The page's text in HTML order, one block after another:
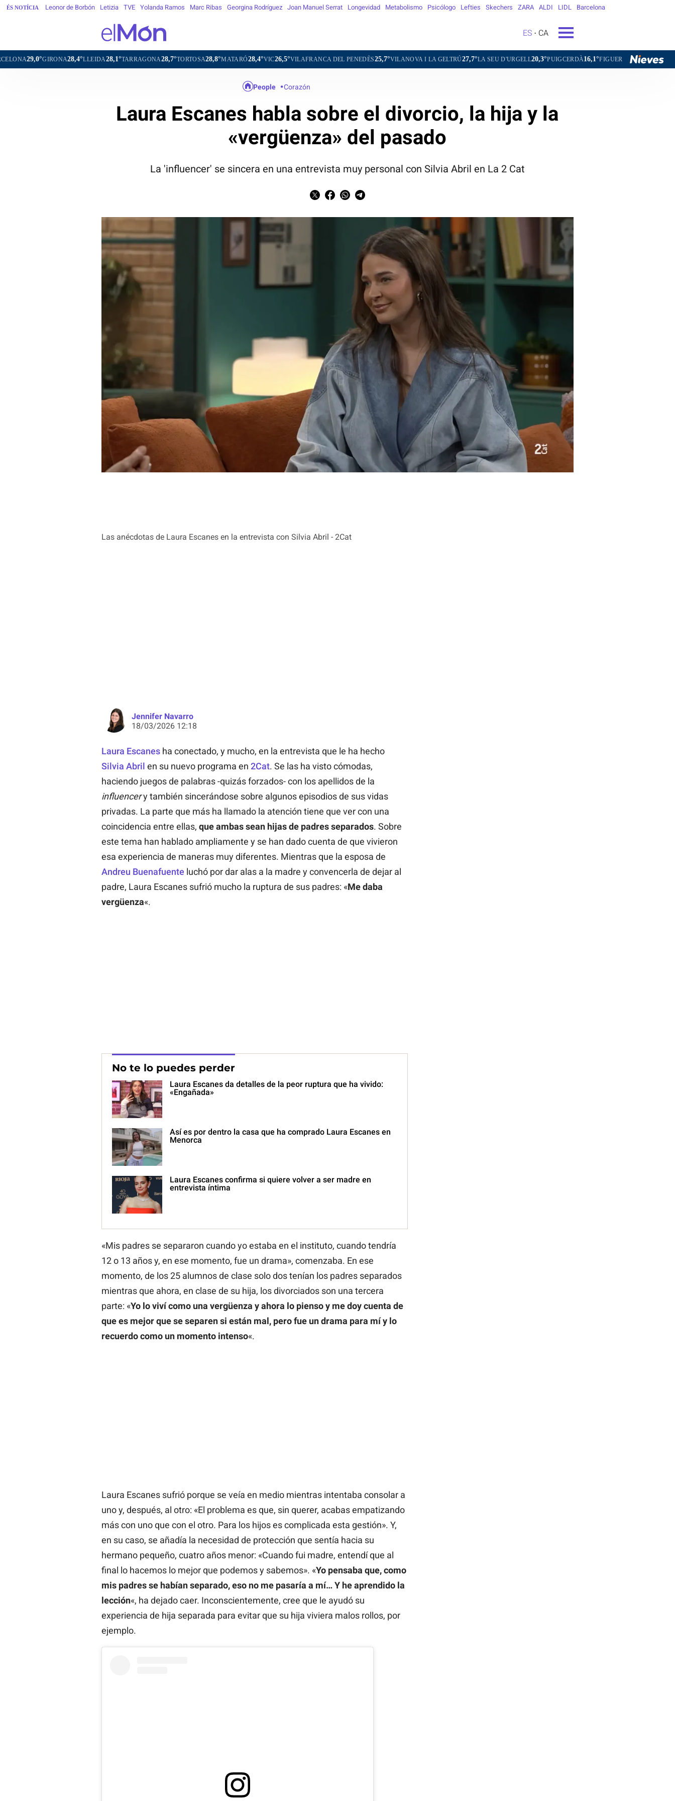
ÉS NOTÍCIA Leonor de Borbón Letizia TVE Yolanda Ramos Marc Ribas Georgina Rodríguez Joan Manuel Serrat Longevidad Metabolismo Psicólogo Lefties Skechers ZARA ALDI LIDL Barcelona
ES CA
28,4°LLEIDA28,1°TARRAGONA28,7°TORTOSA28,8°MATARÓ28,4°VIC26,5°VILAFRANCA DEL PENEDÈS25,7°VILANOVA I LA GELTRÚ27,7°LA SEU D'URGELL20,3°PUIGCERDÀ16,1°FIGUERES27,8°GANDESA27,4°
Las anécdotas de Laura Escanes en la entrevista con Silvia Abril - 2Cat
People Corazón
Laura Escanes habla sobre el divorcio, la hija y la
«vergüenza» del pasado
La 'influencer' se sincera en una entrevista muy personal con Silvia Abril en La 2 Cat
Jennifer Navarro
18/03/2026 12:18
Laura Escanesha conectado, y mucho, en la entrevista que le ha hecho
Silvia Abril en su nuevo programa en 2Cat. Se las ha visto cómodas,
haciendo juegos de palabras -quizás forzados- con los apellidos de la
influencery también sincerándose sobre algunos episodios de sus vidas
privadas. La parte que más ha llamado la atención tiene que ver con una
coincidencia entre ellas, que ambas sean hijas de padres separados. Sobre
este tema han hablado ampliamente y se han dado cuenta de que vivieron
esa experiencia de maneras muy diferentes. Mientras que la esposa de
Andreu Buenafuente luchó por dar alas a la madre y convencerla de dejar al
padre, Laura Escanes sufrió mucho la ruptura de sus padres: «Me daba
vergüenza«.
No te lo puedes perder
Laura Escanes da detalles de la peor ruptura que ha vivido:
«Engañada»
Así es por dentro la casa que ha comprado Laura Escanes en
Menorca
Laura Escanes confirma si quiere volver a ser madre en
entrevista íntima
«Mis padres se separaron cuando yo estaba en el instituto, cuando tendría
12 o 13 años y, en ese momento, fue un drama», comenzaba. En ese
momento, de los 25 alumnos de clase solo dos tenían los padres separados
mientras que ahora, en clase de su hija, los divorciados son una tercera
parte: «Yo lo viví como una vergüenza y ahora lo pienso y me doy cuenta de
que es mejor que se separen si están mal, pero fue un drama para mí y lo
recuerdo como un momento intenso«.
Laura Escanes sufrió porque se veía en medio mientras intentaba consolar a
uno y, después, al otro: «El problema es que, sin querer, acabas empatizando
más con uno que con el otro. Para los hijos es complicada esta gestión». Y,
en su caso, se añadía la necesidad de protección que sentía hacia su
hermano pequeño, cuatro años menor: «Cuando fui madre, entendí que al
final lo hacemos lo mejor que podemos y sabemos». «Yo pensaba que, como
mis padres se habían separado, eso no me pasaría a mí… Y he aprendido la
lección«, ha dejado caer. Inconscientemente, cree que le ayudó su
experiencia de hija separada para evitar que su hija viviera malos rollos, por
ejemplo.